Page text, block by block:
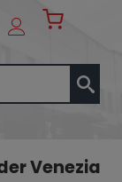
Venezia